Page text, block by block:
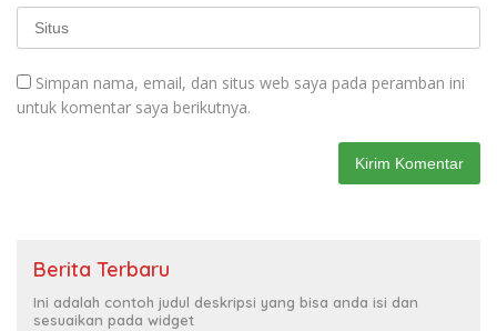
Simpan nama, email, dan situs web saya pada peramban ini
untuk komentar saya berikutnya.
Berita Terbaru
Ini adalah contoh judul deskripsi yang bisa anda isi dan
sesuaikan pada widget